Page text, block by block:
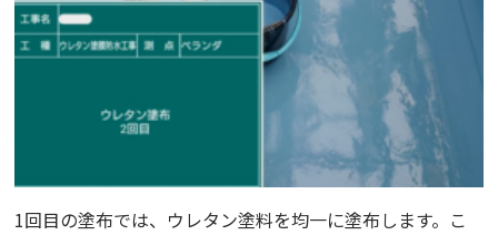
1回目の塗布では、ウレタン塗料を均一に塗布します。こ